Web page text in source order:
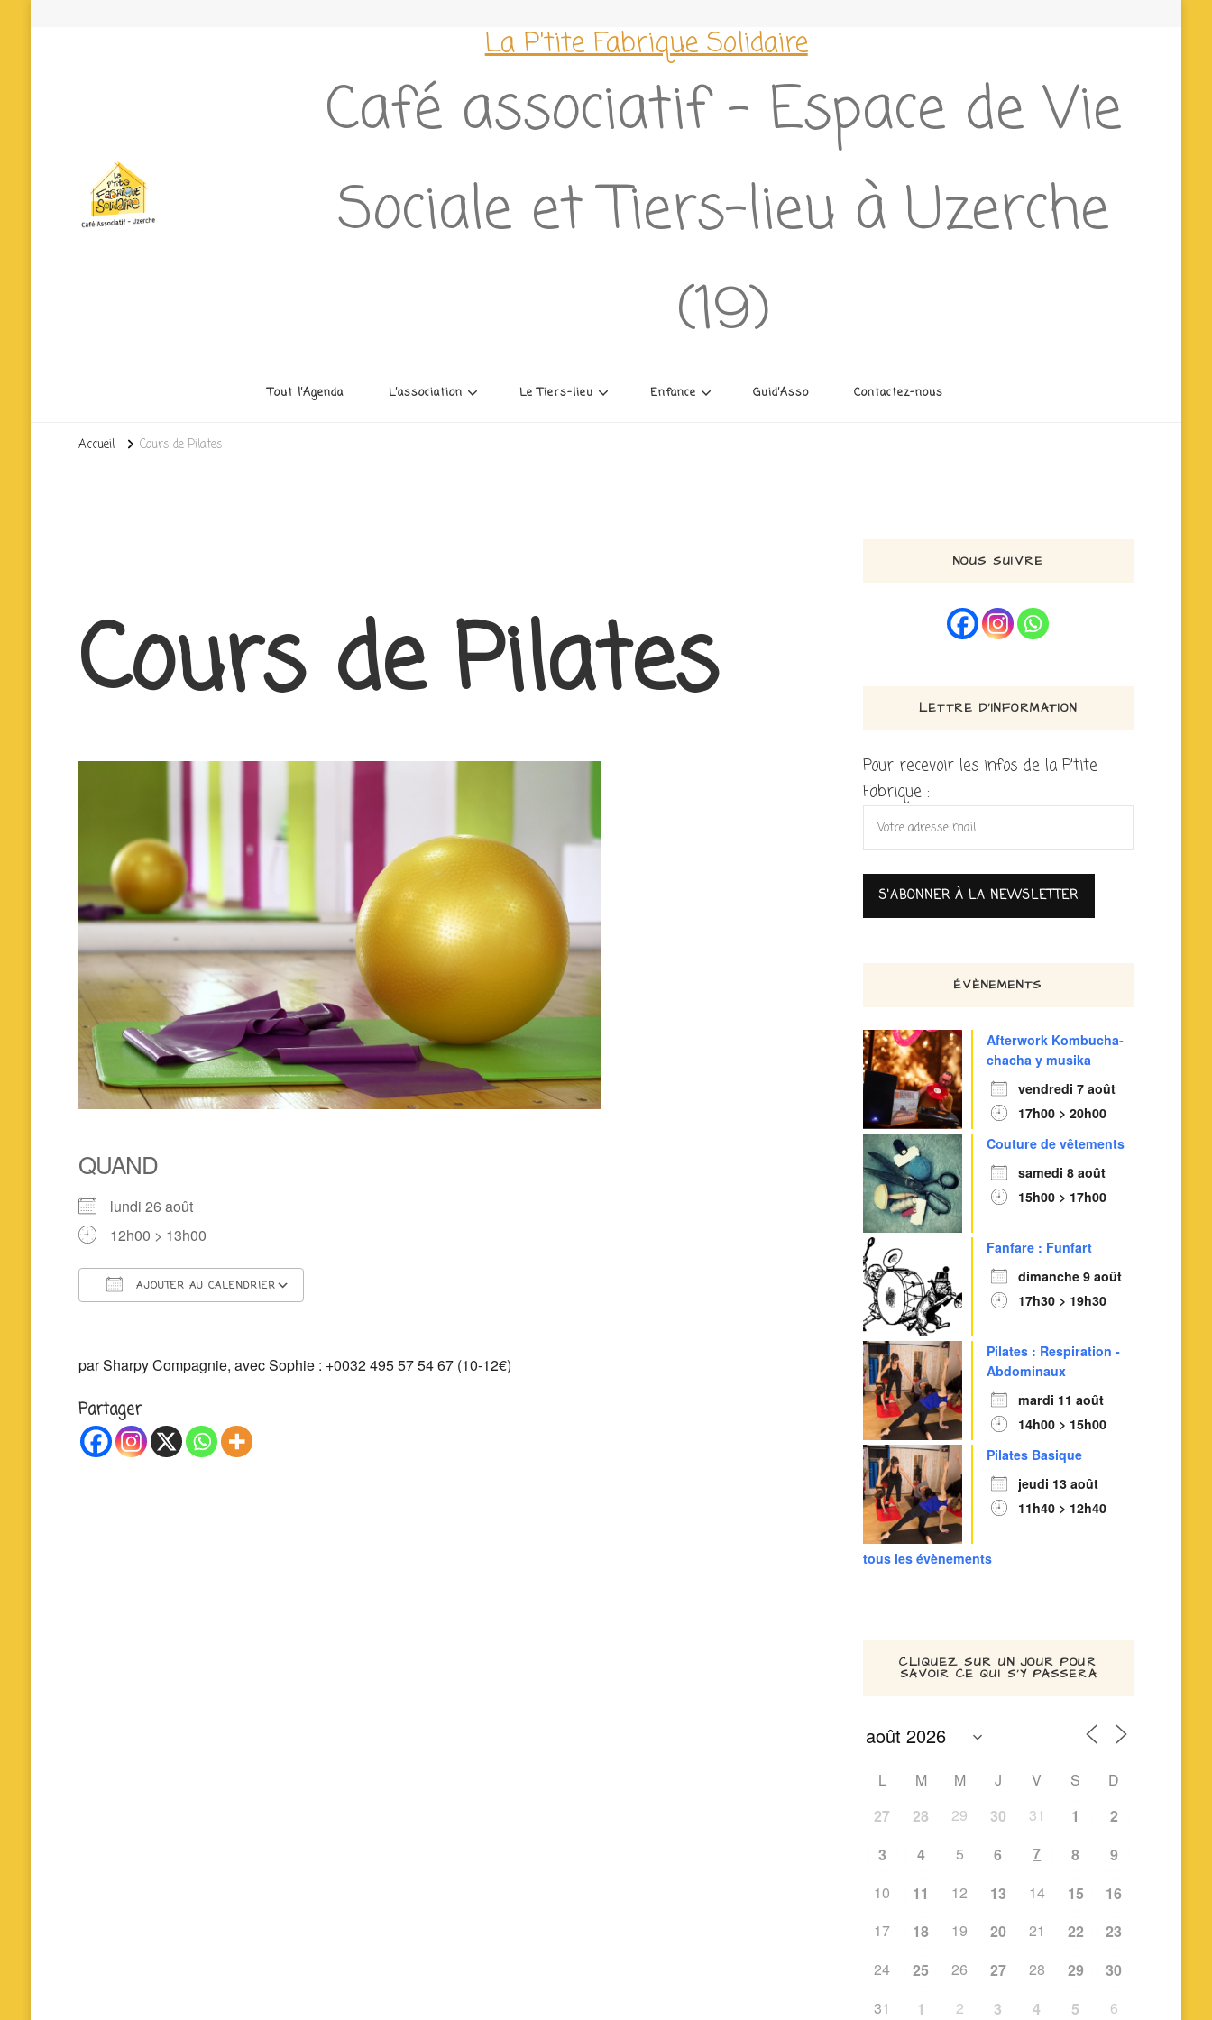
La P'tite Fabrique Solidaire
Café associatif – Espace de Vie
Sociale et Tiers-lieu à Uzerche
(19)
Tout l’Agenda L’association Le Tiers-lieu Enfance Guid’Asso Contactez-nous
Accueil Cours de Pilates
Cours de Pilates
QUAND
lundi 26 août
12h00 > 13h00
AJOUTER AU CALENDRIER
par Sharpy Compagnie, avec Sophie : +0032 495 57 54 67 (10-12€)
Partager
NOUS SUIVRE
LETTRE D’INFORMATION
Pour recevoir les infos de la P'tite
Fabrique :
ÉVÈNEMENTS
Afterwork Kombucha-
chacha y musika
vendredi 7 août
17h00 > 20h00
Couture de vêtements
samedi 8 août
15h00 > 17h00
Fanfare : Funfart
dimanche 9 août
17h30 > 19h30
Pilates : Respiration -
Abdominaux
mardi 11 août
14h00 > 15h00
Pilates Basique
jeudi 13 août
11h40 > 12h40
tous les évènements
CLIQUEZ SUR UN JOUR POUR
SAVOIR CE QUI S’Y PASSERA
L M M J V S
D
27
28 29 30 31 1
2
3
4 5 6 7 8
9
10
11 12 13 14 15
16
17
18 19 20 21 22
23
24
25 26 27 28 29
30
31
1 2 3 4 5 6